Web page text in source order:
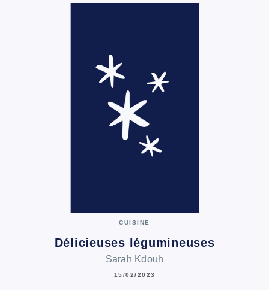
CUISINE
Délicieuses légumineuses
Sarah Kdouh
15/02/2023